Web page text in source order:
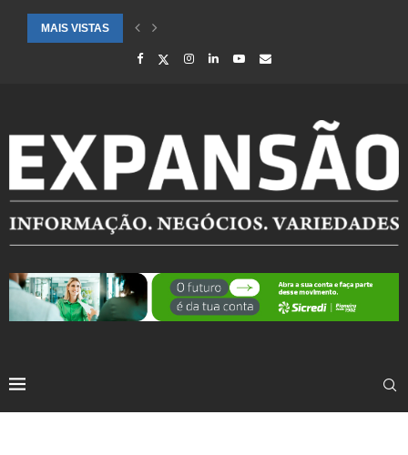
MAIS VISTAS
CIDADES ATENDIDAS PELO SEBRAE RS SÃO DESTAQUE EM